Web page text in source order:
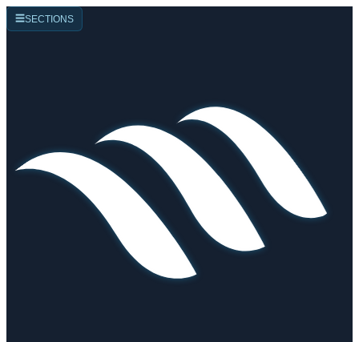
☰SECTIONS